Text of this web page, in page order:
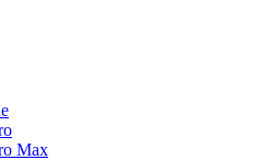
Max